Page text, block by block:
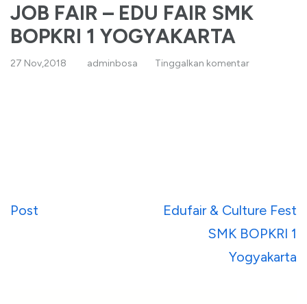
JOB FAIR – EDU FAIR SMK
BOPKRI 1 YOGYAKARTA
27 Nov,2018 adminbosa Tinggalkan komentar
Navigasi
Post
Edufair & Culture Fest
SMK BOPKRI 1
Yogyakarta